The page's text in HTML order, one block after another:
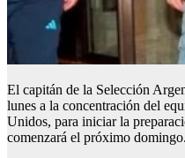
El capitán de la Selección
lunes a la concentración del
Unidos, para iniciar la
comenzará el próximo domingo.